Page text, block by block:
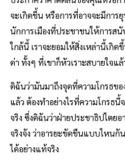
จะเกิดขึ้น หรือการที่อาจจะมีการ
นักการเมืองที่ประชาชนให้การส
ใกล้นี้ เราจะยอมให้สิ่งเหล่านี้เกิด
ด่า ทั้งๆ ที่เขาก็หัวเราะสบายใจแ
ดิฉันว่ามันมาถึงจุดที่ความโกรธข
แล้ว ต้องทำอย่างไรที่ความโกรธ
จริง ซึ่งดิฉันว่าฝ่ายประชาธิปไตย
จริงจัง ว่าอารยะขัดขืนแบบไหนกั
ได้อย่างแท้จริง